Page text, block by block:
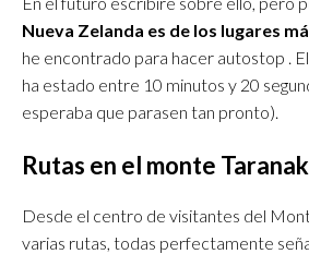
Nueva Zelanda es de los lugares
he encontrado para hacer autostop .
ha estado entre 10 minutos y 20
esperaba que parasen tan pronto).
Rutas en el monte
Desde el centro de visitantes del
varias rutas, todas perfectamente